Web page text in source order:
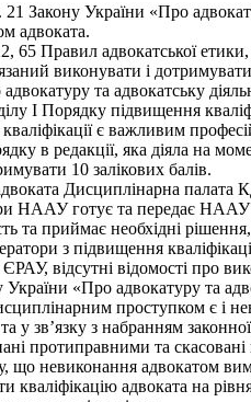
21 Закону України «Про
адвоката.
65 Правил адвокатської
виконувати і
та адвокатську
І Порядку підвищення
є важливим
в редакції, яка діяла на
10 залікових балів.
Дисциплінарна палата
НААУ готує та передає НААУ
та приймає необхідні
з підвищення
відсутні відомості про
України «Про адвокатуру та
проступком є і
у зв’язку з набранням
протиправними та
що невиконання адвокатом
кваліфікацію адвоката на